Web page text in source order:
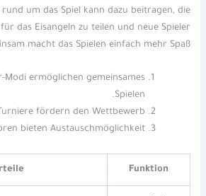
um das Spiel kann dazu beitragen, die
das Eisangeln zu teilen und neue Spieler
macht das Spielen einfach mehr Spaß.
Modi ermöglichen gemeinsames
Spielen.
fördern den Wettbewerb.
bieten Austauschmöglichkeit.
Funktion